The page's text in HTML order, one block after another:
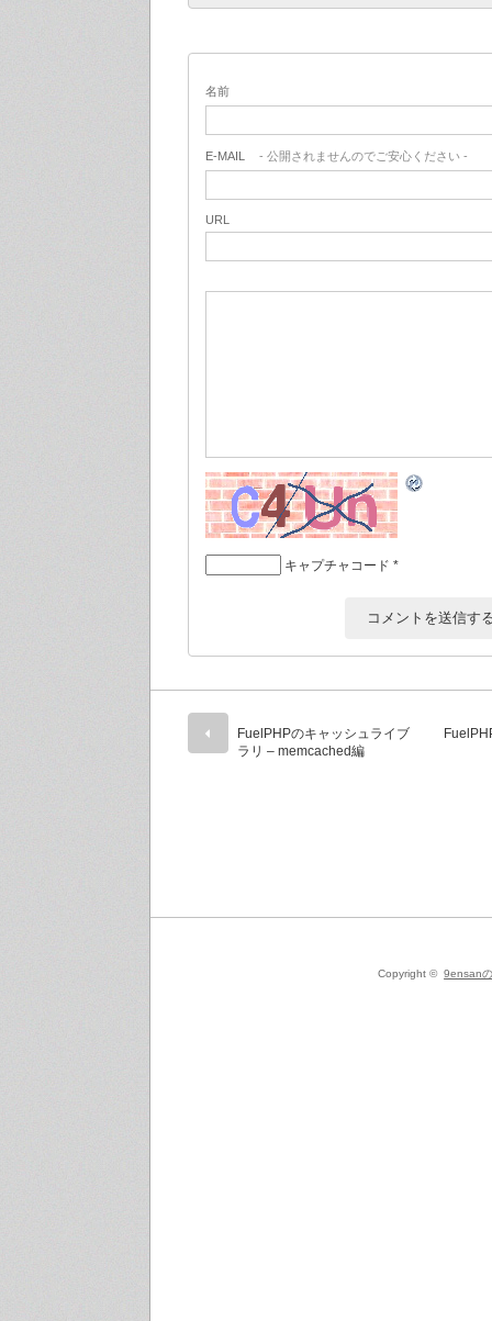
名前
E-MAIL - 公開されませんのでご安心ください -
URL
キャプチャコード *
FuelPHPのキャッシュライブ
ラリ – memcached編
Copyright ©9ensan